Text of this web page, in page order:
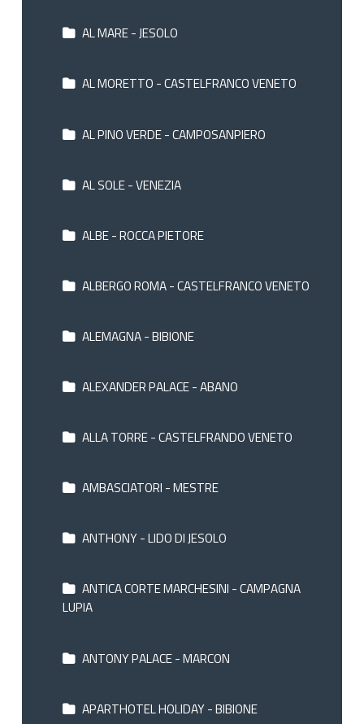
AL MARE - JESOLO
AL MORETTO - CASTELFRANCO VENETO
AL PINO VERDE - CAMPOSANPIERO
AL SOLE - VENEZIA
ALBE - ROCCA PIETORE
ALBERGO ROMA - CASTELFRANCO VENETO
ALEMAGNA - BIBIONE
ALEXANDER PALACE - ABANO
ALLA TORRE - CASTELFRANDO VENETO
AMBASCIATORI - MESTRE
ANTHONY - LIDO DI JESOLO
ANTICA CORTE MARCHESINI - CAMPAGNA
LUPIA
ANTONY PALACE - MARCON
APARTHOTEL HOLIDAY - BIBIONE